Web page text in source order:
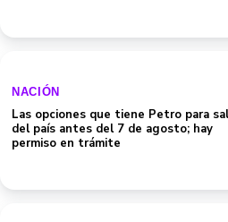
NACIÓN
Las opciones que tiene Petro para
del país antes del 7 de agosto; hay
permiso en trámite